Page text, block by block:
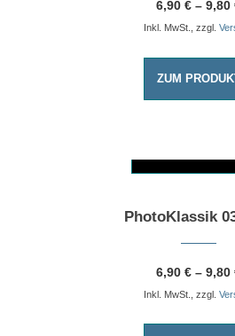
6,90 € – 9,80
Inkl. MwSt., zzgl.
ZUM
Dieses Produkt weist mehrere Varianten auf. Die Optionen können auf der Produktseite gewählt werden
PhotoKlassik
6,90 € – 9,80
Inkl. MwSt., zzgl.